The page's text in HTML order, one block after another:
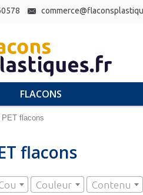
FLACONS
PET flacons
flacons
Couleur Contenu